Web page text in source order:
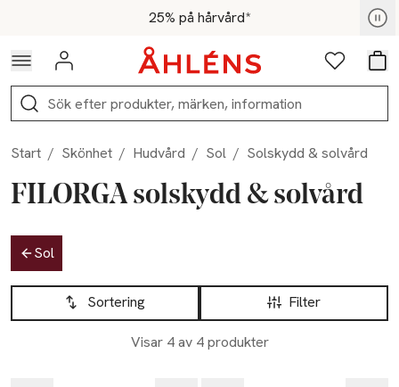
Hoppa till navigationsmenyn25% på hårvård*
För medlemmar - Shoppa nu
Logga in Favoriter
Sök
Start / Skönhet / Hudvård / Sol / Solskydd & solvård
FILORGA solskydd & solvård
Hoppa till produktsidan
Sol
Hoppa till produktsidan
Filter
Sortering
Visar 4 av 4 produkter
Lista över produkter